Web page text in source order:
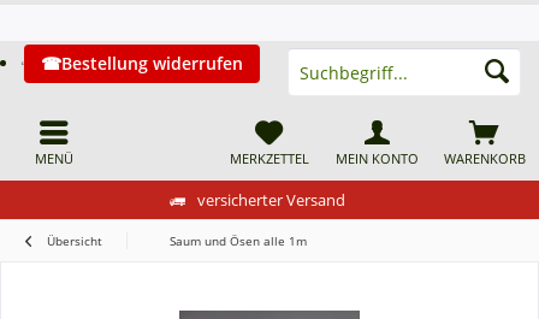
versicherter Versand
MENÜ
Bestellung widerrufen
WARENKORB
MERKZETTEL MEIN KONTO
Übersicht Saum und Ösen alle 1m